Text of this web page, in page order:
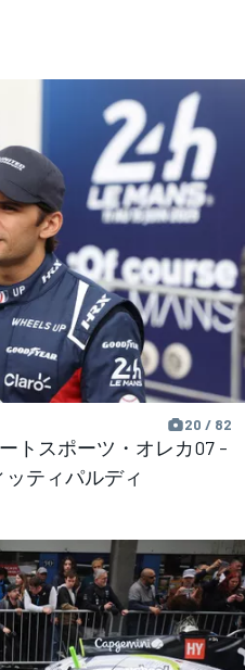
20 / 82
トスポーツ・オレカ07 -
ティパルディ